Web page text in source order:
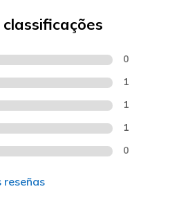
0
1
1
1
0
reseñas